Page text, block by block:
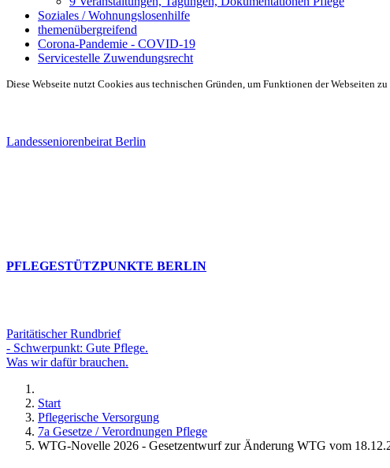
Soziales / Wohnungslosenhilfe
themenübergreifend
Corona-Pandemie - COVID-19
Servicestelle Zuwendungsrecht
Diese Webseite nutzt Cookies aus technischen Gründen, um Funktionen der Webseiten
Landesseniorenbeirat Berlin
PFLEGESTÜTZPUNKTE BERLIN
Paritätischer Rundbrief
- Schwerpunkt: Gute Pflege.
Was wir dafür brauchen.
Start
Pflegerische Versorgung
7a Gesetze / Verordnungen Pflege
WTG-Novelle 2026 - Gesetzentwurf zur Änderung WTG vom